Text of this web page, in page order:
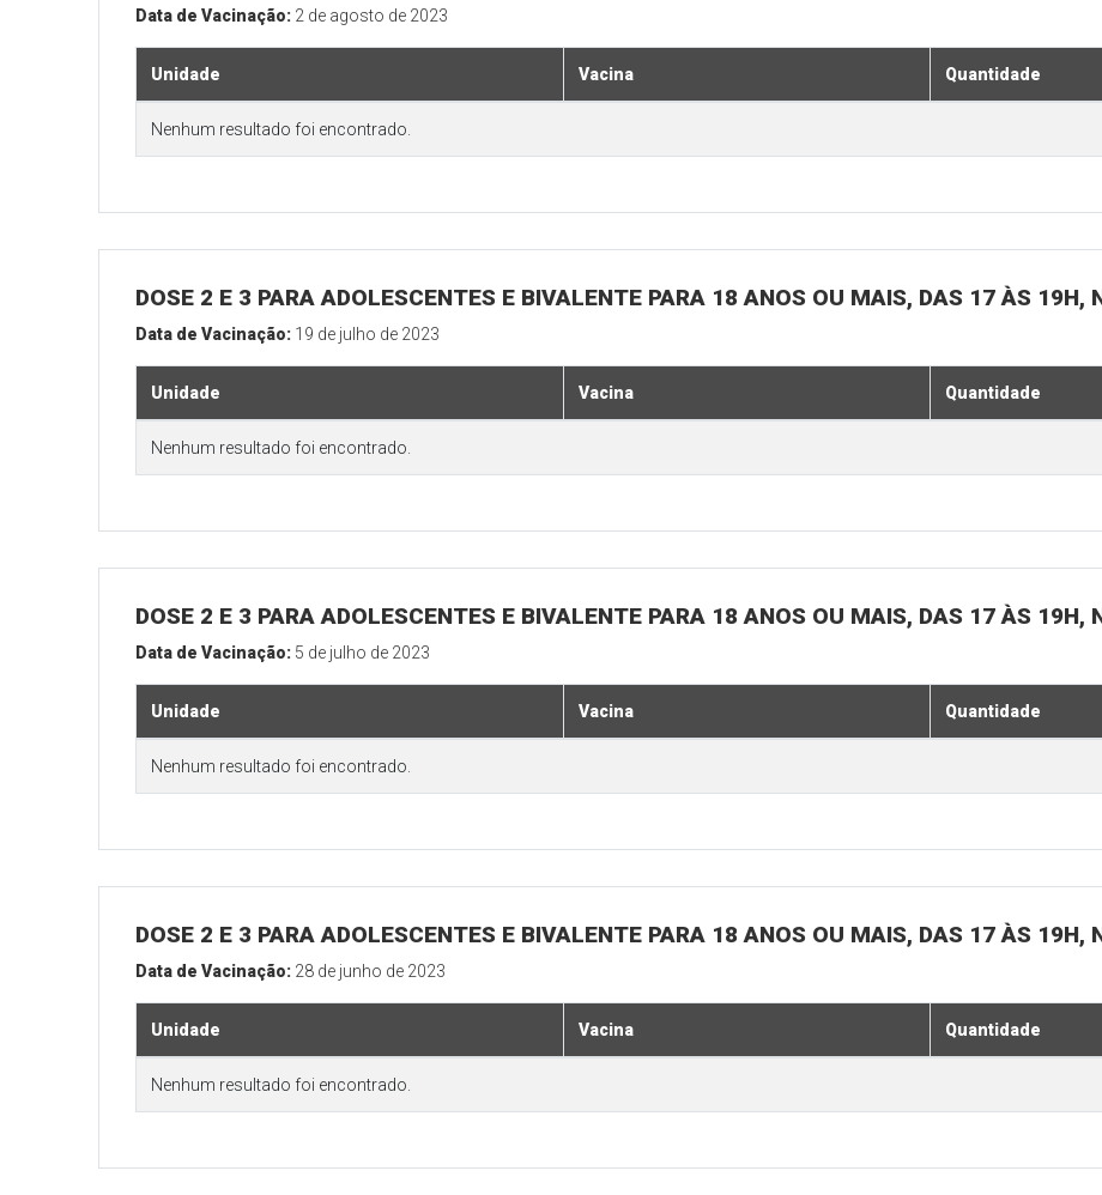
Data de Vacinação: 2 de agosto de 2023
Unidade Vacina Quantidade
Nenhum resultado foi encontrado.
DOSE 2 E 3 PARA ADOLESCENTES E BIVALENTE PARA 18 ANOS OU MAIS, DAS 17 ÀS 19H,
Data de Vacinação: 19 de julho de 2023
Unidade Vacina Quantidade
Nenhum resultado foi encontrado.
DOSE 2 E 3 PARA ADOLESCENTES E BIVALENTE PARA 18 ANOS OU MAIS, DAS 17 ÀS 19H,
Data de Vacinação: 5 de julho de 2023
Unidade Vacina Quantidade
Nenhum resultado foi encontrado.
DOSE 2 E 3 PARA ADOLESCENTES E BIVALENTE PARA 18 ANOS OU MAIS, DAS 17 ÀS 19H,
Data de Vacinação: 28 de junho de 2023
Unidade Vacina Quantidade
Nenhum resultado foi encontrado.